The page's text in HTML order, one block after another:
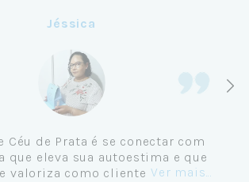
Aline
cliente da Céu de Prata em
de 2024 e não me vejo
em outro lugar. Eu sempre amei